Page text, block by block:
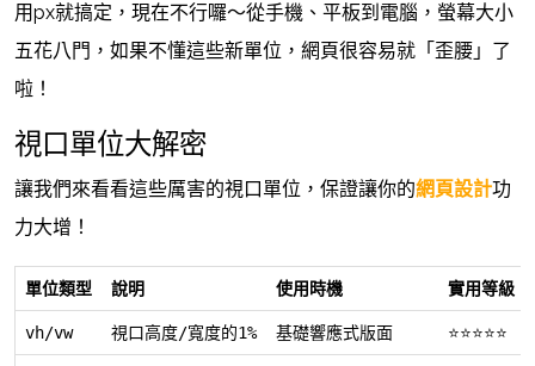
用px就搞定，現在不行囉～從手機、平板到電腦，螢幕大小
五花八門，如果不懂這些新單位，網頁很容易就「歪腰」了
啦！
視口單位大解密
讓我們來看看這些厲害的視口單位，保證讓你的網頁設計功
力大增！
單位類型 說明 使用時機 實用等級
vh/vw 視口高度/寬度的1% 基礎響應式版面 ⭐⭐⭐⭐⭐